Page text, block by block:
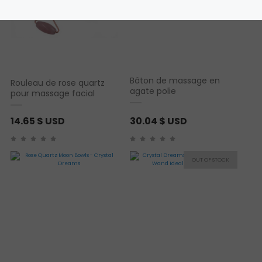
Rouleau de rose quartz
pour massage facial
14.65 $ USD
Bâton de massage en
agate polie
30.04 $ USD